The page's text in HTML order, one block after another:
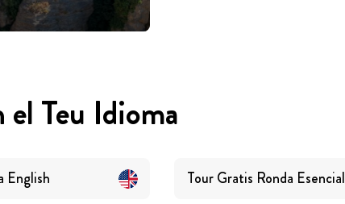
el Teu Idioma
English Tour Gratis Ronda Esencial